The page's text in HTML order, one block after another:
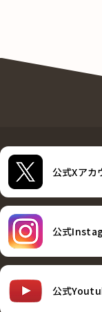
公式Xアカ
公式
公式